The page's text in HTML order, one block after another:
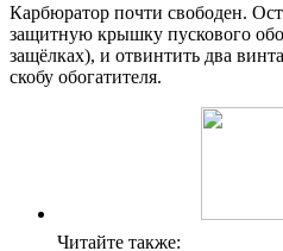
Карбюратор почти свободен.
защитную крышку пускового
защёлках), и отвинтить два
скобу обогатителя.
Читайте также: